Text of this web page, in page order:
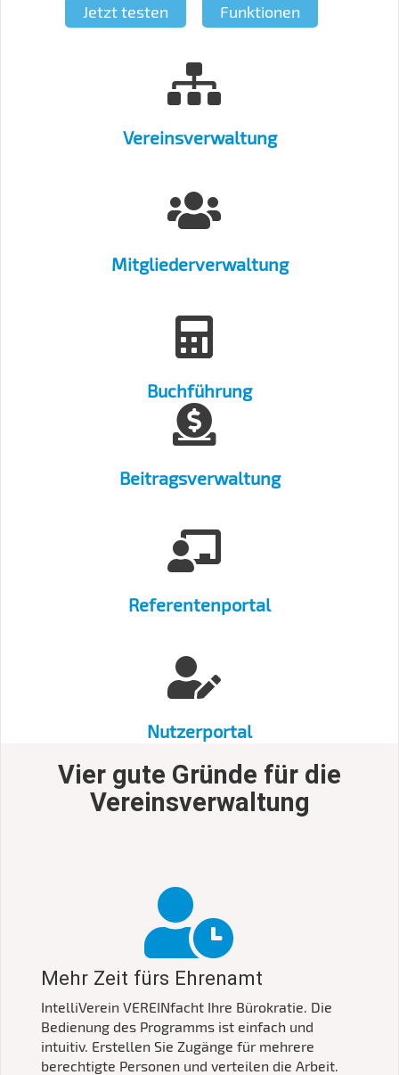
Jetzt testen Funktionen
Vereinsverwaltung
Mitgliederverwaltung
Buchführung
Beitragsverwaltung
Referentenportal
Nutzerportal
Vier gute Gründe für die
Vereinsverwaltung
Mehr Zeit fürs Ehrenamt
IntelliVerein VEREINfacht Ihre Bürokratie. Die
Bedienung des Programms ist einfach und
intuitiv. Erstellen Sie Zugänge für mehrere
berechtigte Personen und verteilen die Arbeit.